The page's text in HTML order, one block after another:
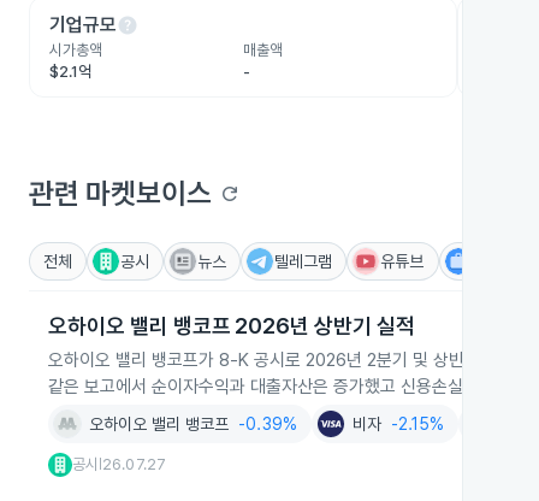
기업규모help
시가총액
$2.1억
매출액
-
관련 마켓보이스 refresh
전체 공시 뉴스 텔레그램 유튜브
오하이오 밸리 뱅코프 2026년 상반기 실적
오하이오 밸리 뱅코프가 8‑K 공시로 2026년 2분기 및 상반기 실적
같은 보고에서 순이자수익과 대출자산은 증가했고 신용손실충당금
오하이오 밸리 뱅코프 -0.39% 비자 -2.15%
공시 26.07.27